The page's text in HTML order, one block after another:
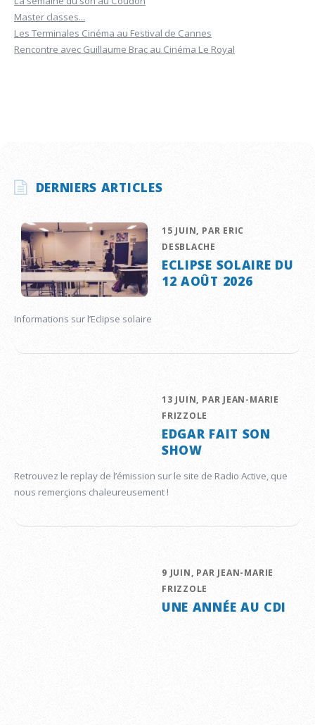
Master classes...
Les Terminales Cinéma au Festival de Cannes
Rencontre avec Guillaume Brac au Cinéma Le Royal
DERNIERS ARTICLES
15 JUIN, PAR ERIC
DESBLACHE
ECLIPSE SOLAIRE DU
12 AOÛT 2026
Informations sur l’Eclipse solaire
13 JUIN, PAR JEAN-MARIE
FRIZZOLE
EDGAR FAIT SON
SHOW
Retrouvez le replay de l’émission sur le site de Radio Active, que
nous remerçions chaleureusement !
9 JUIN, PAR JEAN-MARIE
FRIZZOLE
UNE ANNÉE AU CDI